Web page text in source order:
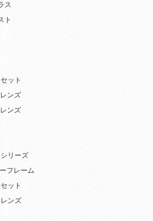
ス
ト
ット
ンズ
ンズ
リーズ
フレーム
ット
ンズ